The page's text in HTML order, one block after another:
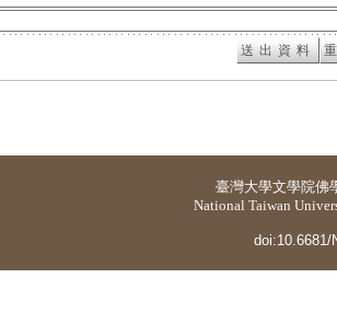
臺灣大學文學院佛
National Taiwan
doi:10.6681/